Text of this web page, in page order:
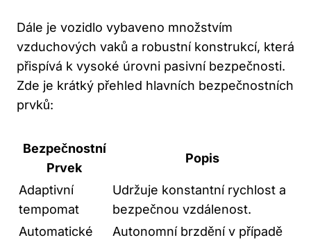
Dále je vozidlo vybaveno množstvím
vzduchových vaků a robustní konstrukcí, která
přispívá k vysoké úrovni pasivní bezpečnosti.
Zde je krátký přehled hlavních bezpečnostních
prvků:
Bezpečnostní
Prvek
Popis
Adaptivní
tempomat
Udržuje konstantní rychlost a
bezpečnou vzdálenost.
Automatické
Autonomní brzdění v případě